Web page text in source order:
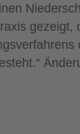
gezeigt,